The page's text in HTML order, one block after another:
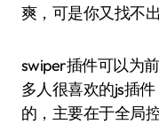
爽，可是你又找不
swiper插件可以为
多人很喜欢的js插
的，主要在于全局